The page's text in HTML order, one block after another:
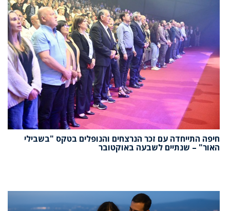
חיפה התייחדה עם זכר הנרצחים והנופלים בטקס "בשבילי
האור" – שנתיים לשבעה באוקטובר